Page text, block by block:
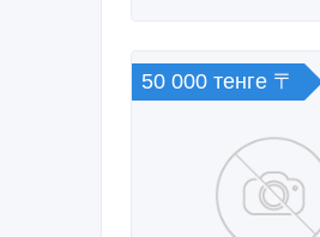
50 000 тенге 〒